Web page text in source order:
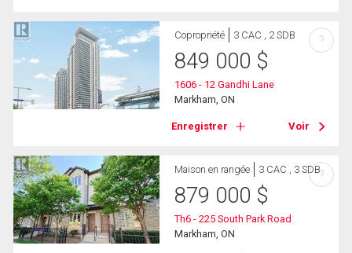
Copropriété 3 CAC , 2 SDB
849 000 $
1606 - 12 Gandhi Lane
Markham, ON
Enregistrer Voir
?
Maison en rangée 3 CAC , 3 SDB
879 000 $
Th6 - 225 South Park Road
Markham, ON
?